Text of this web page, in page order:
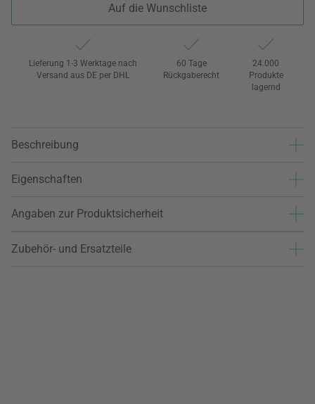
Auf die Wunschliste
Lieferung 1-3 Werktage nach
Versand aus DE per DHL
60 Tage
Rückgaberecht
24.000
Produkte
lagernd
Beschreibung
Eigenschaften
Angaben zur Produktsicherheit
Zubehör- und Ersatzteile